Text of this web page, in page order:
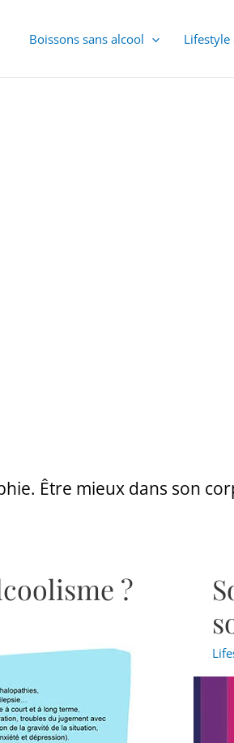
Boissons sans alcool Lifestyle
Être mieux dans son
?
: